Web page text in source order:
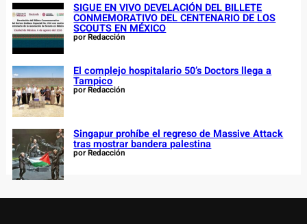
SIGUE EN VIVO DEVELACIÓN DEL BILLETE
CONMEMORATIVO DEL CENTENARIO DE LOS
SCOUTS EN MÉXICO
por Redacción
El complejo hospitalario 50’s Doctors llega a
Tampico
por Redacción
Singapur prohíbe el regreso de Massive Attack
tras mostrar bandera palestina
por Redacción